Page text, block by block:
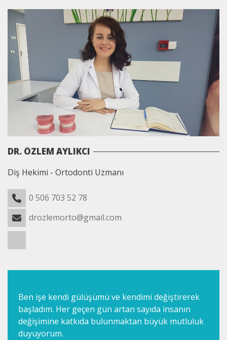
DR. ÖZLEM AYLIKCI
Diş Hekimi - Ortodonti Uzmanı
0 506 703 52 78
drozlemorto@gmail.com
Ben işe kendi gülüşümü ve kendimi değiştirerek
başladım. Her geçen gün artan sayıda insanın
değişimine katkıda bulunmaktan büyük mutluluk
duyuyorum.